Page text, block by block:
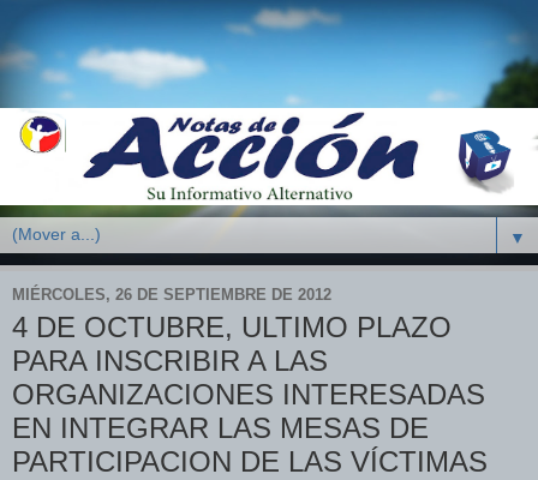
▼
MIÉRCOLES, 26 DE SEPTIEMBRE DE 2012
4 DE OCTUBRE, ULTIMO PLAZO
PARA INSCRIBIR A LAS
ORGANIZACIONES INTERESADAS
EN INTEGRAR LAS MESAS DE
PARTICIPACION DE LAS VÍCTIMAS